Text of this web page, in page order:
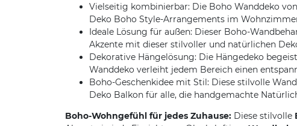
Vielseitig kombinierbar: Die Boho Wanddeko
Deko Boho Style-Arrangements im
Ideale Lösung für außen: Dieser Boho-
Akzente mit dieser stilvoller und natürlichen
Dekorative Hängelösung: Die Hängedeko
Wanddeko verleiht jedem Bereich einen
Boho-Geschenkidee mit Stil: Diese stilvolle
Deko Balkon für alle, die handgemachte
Boho-Wohngefühl für jedes Zuhause: Diese stilvolle